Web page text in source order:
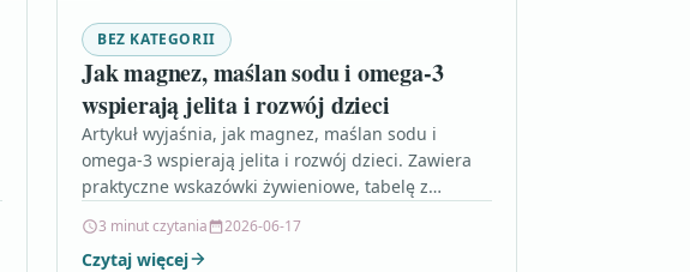
BEZ KATEGORII
Jak magnez, maślan sodu i omega-3
wspierają jelita i rozwój dzieci
Artykuł wyjaśnia, jak magnez, maślan sodu i
omega-3 wspierają jelita i rozwój dzieci. Zawiera
praktyczne wskazówki żywieniowe, tabelę z
3 minut czytania 2026-06-17
Czytaj więcej